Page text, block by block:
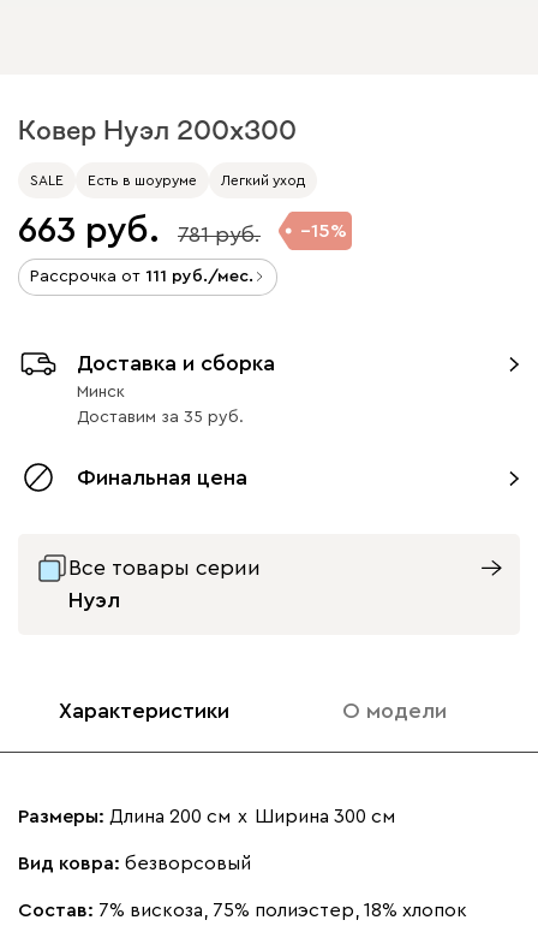
Ковер Нуэл 200x300
SALE Есть в шоуруме Легкий уход
663 781 15
Рассрочка от 111 /мес.
Доставка и сборка
Минск
Доставим за 35
Финальная цена
Все товары серии
Нуэл
Характеристики О модели
Размеры: Длина 200 см х Ширина 300 см
Вид ковра: безворсовый
Состав: 7% вискоза, 75% полиэстер, 18% хлопок